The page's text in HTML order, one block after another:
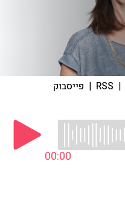
|
RSS
| פייסבוק
00:00